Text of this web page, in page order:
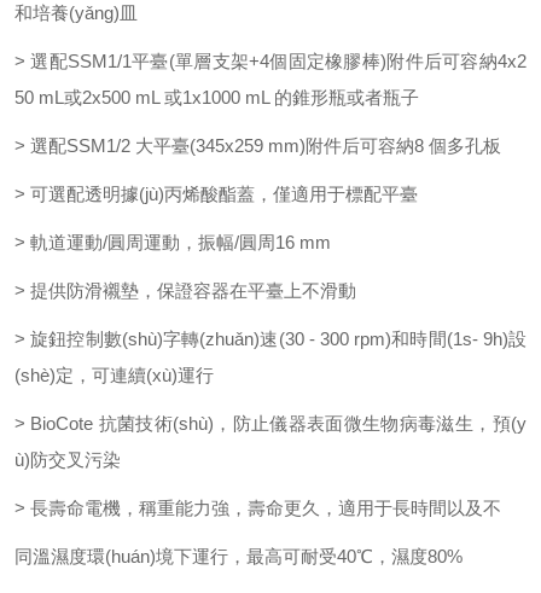
和培養(yǎng)皿
> 選配SSM1/1平臺(單層支架+4個固定橡膠棒)附件后可容納4x2
50 mL或2x500 mL 或1x1000 mL 的錐形瓶或者瓶子
> 選配SSM1/2 大平臺(345x259 mm)附件后可容納8 個多孔板
> 可選配透明據(jù)丙烯酸酯蓋，僅適用于標配平臺
> 軌道運動/圓周運動，振幅/圓周16 mm
> 提供防滑襯墊，保證容器在平臺上不滑動
> 旋鈕控制數(shù)字轉(zhuǎn)速(30 - 300 rpm)和時間(1s- 9h)設
(shè)定，可連續(xù)運行
> BioCote 抗菌技術(shù)，防止儀器表面微生物病毒滋生，預(y
ù)防交叉污染
> 長壽命電機，稱重能力強，壽命更久，適用于長時間以及不
同溫濕度環(huán)境下運行，最高可耐受40℃，濕度80%